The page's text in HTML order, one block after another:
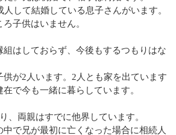
して結婚している息子さんがいます。
子供はいません。
組はしておらず、今後もするつもりはな
が2人います。2人とも家を出ています
で今も一緒に暮らしています。
、両親はすでに他界しています。
中で兄が最初に亡くなった場合に相続人